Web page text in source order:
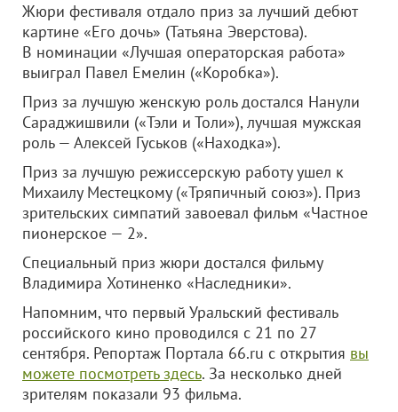
Жюри фестиваля отдало приз за лучший дебют
картине «Его дочь» (Татьяна Эверстова).
В номинации «Лучшая операторская работа»
выиграл Павел Емелин («Коробка»).
Приз за лучшую женскую роль достался Нанули
Сараджишвили («Тэли и Толи»), лучшая мужская
роль — Алексей Гуськов («Находка»).
Приз за лучшую режиссерскую работу ушел к
Михаилу Местецкому («Тряпичный союз»). Приз
зрительских симпатий завоевал фильм «Частное
пионерское — 2».
Специальный приз жюри достался фильму
Владимира Хотиненко «Наследники».
Напомним, что первый Уральский фестиваль
российского кино проводился с 21 по 27
сентября. Репортаж Портала 66.ru с открытия вы
можете посмотреть здесь. За несколько дней
зрителям показали 93 фильма.